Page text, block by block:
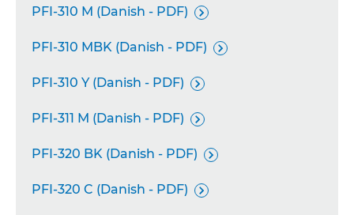
PFI-310 M (Danish - PDF) 
PFI-310 MBK (Danish - PDF) 
PFI-310 Y (Danish - PDF) 
PFI-311 M (Danish - PDF) 
PFI-320 BK (Danish - PDF) 
PFI-320 C (Danish - PDF) 